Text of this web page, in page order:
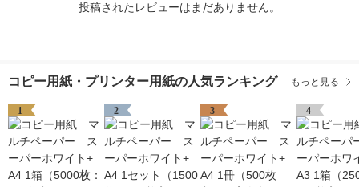
投稿されたレビューはまだありません。
コピー用紙・プリンター用紙の人気ランキング もっと見る
1 2 3 4